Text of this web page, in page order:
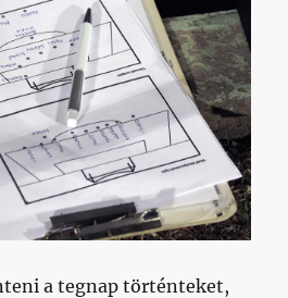
a tegnap történteket,